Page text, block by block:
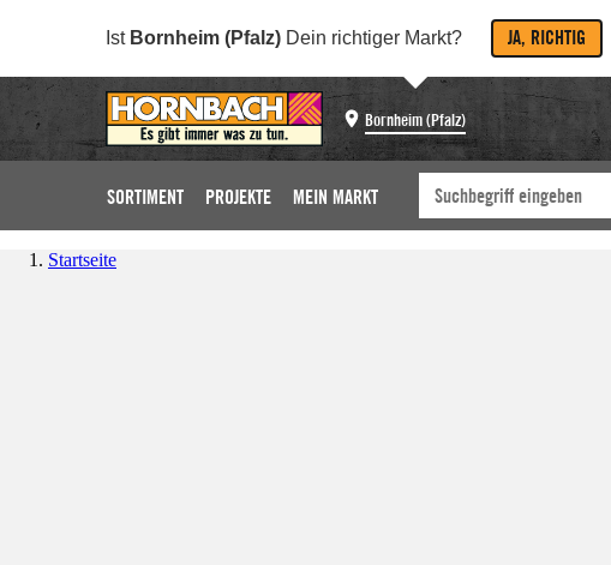
Ist Bornheim (Pfalz) Dein richtiger Markt? JA, RICHTIG
Bornheim (Pfalz)
SORTIMENT PROJEKTE MEIN MARKT
Startseite